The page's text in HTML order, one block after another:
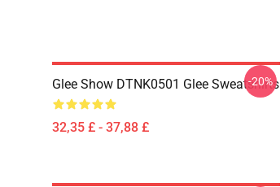
Glee Show DTNK0501 Glee Sweatshirts
32,35 £ - 37,88 £
-20%